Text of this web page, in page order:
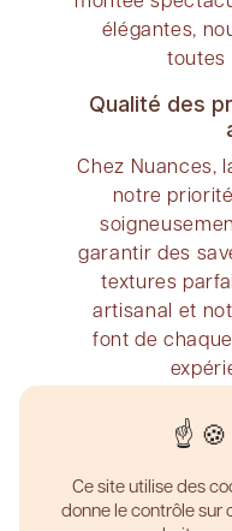
élégantes,
toutes
Qualité des
Chez Nuances,
notre
garantir des
textures
artisanal et
font de
Nous
à la
Ce site utilise des
donne le contrôle sur